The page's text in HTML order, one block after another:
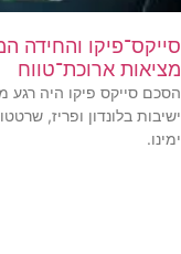
סייקס־פיקו והחידה
מציאות ארוכת־טווח
הסכם סייקס פיקו היה רגע
ישיבות בלונדון ופריז,
ימינו.